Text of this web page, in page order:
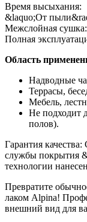
Время высыхания:
&laquo;От
Межслойная сушка:
Полная
Область
Надводные
Террасы,
Мебель,
Не подходит
полов).
Гарантия
службы покрытия
технологии
Превратите
лаком Alpina!
внешний вид для